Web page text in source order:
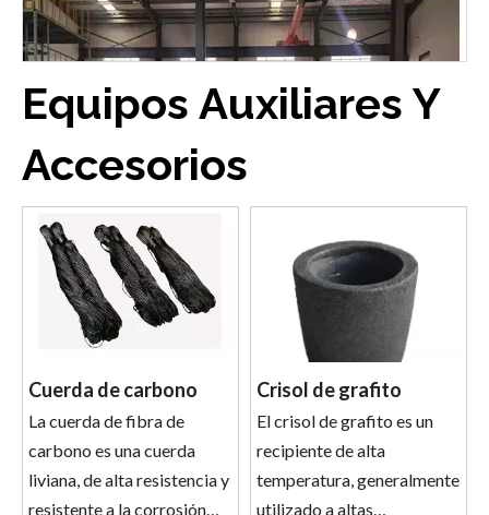
2026-08-01
¿Cómo resolver los problemas de 'bajo grado de grafitización y grandes fluctuaciones de lotes' de los materiales de ánodo de batería de litio?
Equipos Auxiliares Y
Accesorios
Cuerda de carbono
La cuerda de fibra de
carbono es una cuerda
liviana, de alta resistencia y
resistente a la corrosión
Crisol de grafito
El crisol de grafito es un
recipiente de alta
temperatura, generalmente
utilizado a altas